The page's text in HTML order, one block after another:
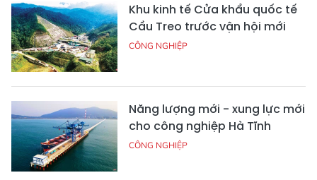
Khu kinh tế Cửa khẩu quốc tế
Cầu Treo trước vận hội mới
CÔNG NGHIỆP
Năng lượng mới - xung lực mới
cho công nghiệp Hà Tĩnh
CÔNG NGHIỆP